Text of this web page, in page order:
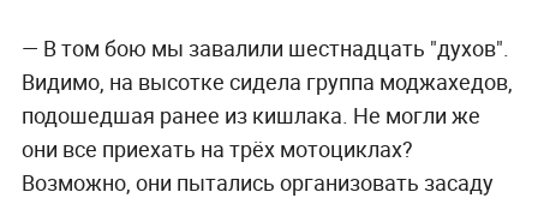
— В том бою мы завалили шестнадцать "духов".
Видимо, на высотке сидела группа моджахедов,
подошедшая ранее из кишлака. Не могли же
они все приехать на трёх мотоциклах?
Возможно, они пытались организовать засаду